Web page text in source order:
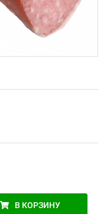
В КОРЗИНУ